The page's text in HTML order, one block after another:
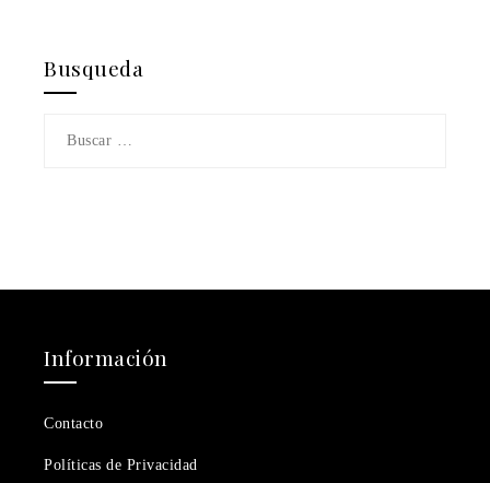
Busqueda
Información
Contacto
Políticas de Privacidad